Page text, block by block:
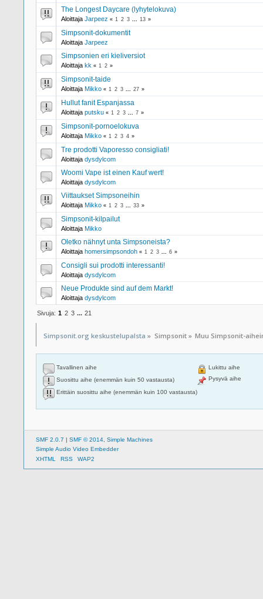
The Longest Daycare (lyhytelokuva)
Aloittaja Jarpeez « 1 2 3 ... 13 »
Simpsonit-dokumentit
Aloittaja Jarpeez
Simpsonien eri kieliversiot
Aloittaja kk « 1 2 »
Simpsonit-taide
Aloittaja Mikko « 1 2 3 ... 27 »
Hullut fanit Espanjassa
Aloittaja putsku « 1 2 3 ... 7 »
Simpsonit-pornoelokuva
Aloittaja Mikko « 1 2 3 4 »
Tre prodotti Vaporesso consigliati!
Aloittaja dysdylcom
Woomi Vape ist einen Kauf wert!
Aloittaja dysdylcom
Viittaukset Simpsoneihin
Aloittaja Mikko « 1 2 3 ... 33 »
Simpsonit-kilpailut
Aloittaja Mikko
Oletko nähnyt unta Simpsoneista?
Aloittaja homersimpsondoh « 1 2 3 ... 6 »
Consigli sui prodotti interessanti!
Aloittaja dysdylcom
Neue Produkte sind auf dem Markt!
Aloittaja dysdylcom
Sivuja: 1 2 3 ... 21
Simpsonit.org keskustelupalsta » Simpsonit» Muu Simpsonit-
Tavallinen aihe
Suosittu aihe (enemmän kuin 50 vastausta)
Erittäin suosittu aihe (enemmän kuin 100 vastausta)
Lukittu aihe
Pysyvä aihe
SMF 2.0.7 SMF © 2014, Simple Machines
Simple Audio Video Embedder
XHTML
RSS WAP2